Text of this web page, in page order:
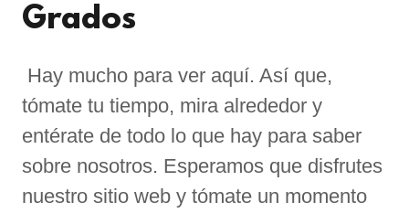
Grados
Hay mucho para ver aquí. Así que,
tómate tu tiempo, mira alrededor y
entérate de todo lo que hay para saber
sobre nosotros. Esperamos que disfrutes
nuestro sitio web y tómate un momento